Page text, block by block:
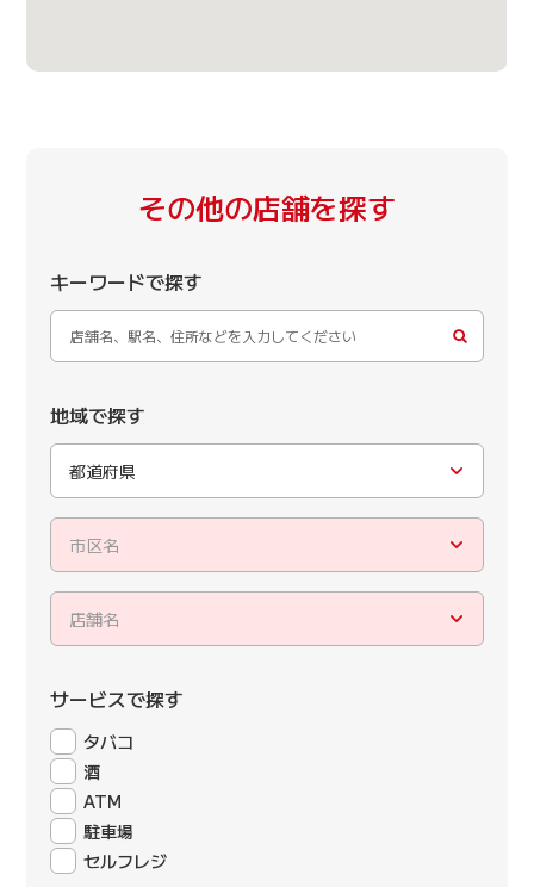
その他の店舗を探す
キーワードで探す
地域で探す
都道府県
市区名
店舗名
サービスで探す
タバコ
酒
ATM
駐車場
セルフレジ